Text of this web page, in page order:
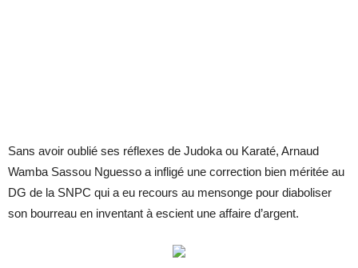
Sans avoir oublié ses réflexes de Judoka ou Karaté, Arnaud
Wamba Sassou Nguesso a infligé une correction bien méritée au
DG de la SNPC qui a eu recours au mensonge pour diaboliser
son bourreau en inventant à escient une affaire d’argent.